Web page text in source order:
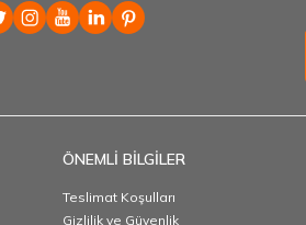
ÖNEMLİ BİLGİLER
Teslimat Koşulları
Gizlilik ve Güvenlik